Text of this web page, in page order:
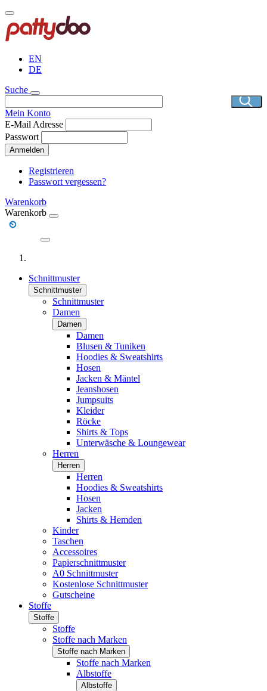
Direkt
zum
Inhalt
EN
DE
Suche
Mein Konto
E-Mail Adresse
Passwort
Anmelden
Registrieren
Passwort vergessen?
Warenkorb
Warenkorb
Schnittmuster
Schnittmuster
Schnittmuster
Damen
Damen
Damen
Blusen & Tuniken
Hoodies & Sweatshirts
Hosen
Jacken & Mäntel
Jeanshosen
Jumpsuits
Kleider
Röcke
Shirts & Tops
Unterwäsche & Loungewear
Herren
Herren
Herren
Hoodies & Sweatshirts
Hosen
Jacken
Shirts & Hemden
Kinder
Taschen
Accessoires
Papierschnittmuster
A0 Schnittmuster
Kostenlose Schnittmuster
Gutscheine
Stoffe
Stoffe
Stoffe
Stoffe nach Marken
Stoffe nach Marken
Stoffe nach Marken
Albstoffe
Albstoffe